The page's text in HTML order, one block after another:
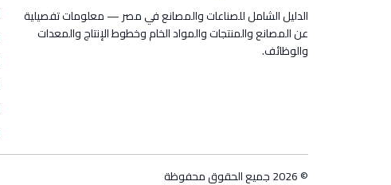
الدليل الشامل للصناعات والمصانع في مصر — معلومات تفصيلية
عن المصانع والمنتجات والمواد الخام وخطوط الإنتاج والمعدات
والوظائف.
© 2026 جميع الحقوق محفوظة